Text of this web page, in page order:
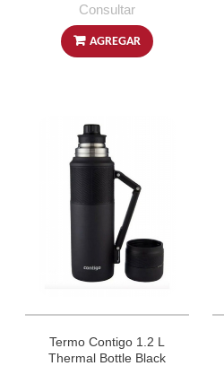
Consultar
AGREGAR
Termo Contigo 1.2 L
Thermal Bottle Black